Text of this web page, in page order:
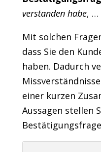
verstanden habe, …
Mit solchen
dass Sie den
haben. Dadurch
einer kurzen
Aussagen stellen